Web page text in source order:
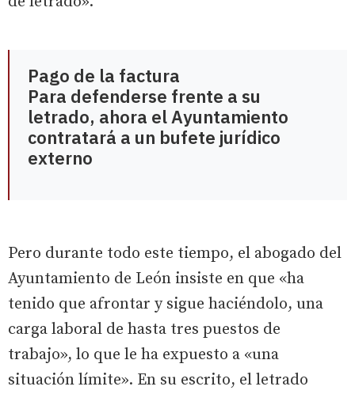
Pago de la factura
Para defenderse frente a su
letrado, ahora el Ayuntamiento
contratará a un bufete jurídico
externo
Pero durante todo este tiempo, el abogado del
Ayuntamiento de León insiste en que «ha
tenido que afrontar y sigue haciéndolo, una
carga laboral de hasta tres puestos de
trabajo», lo que le ha expuesto a «una
situación límite». En su escrito, el letrado